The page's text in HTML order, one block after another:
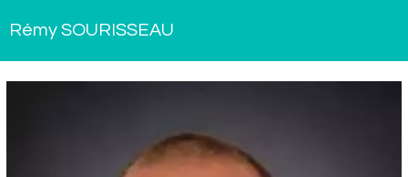
Rémy SOURISSEAU